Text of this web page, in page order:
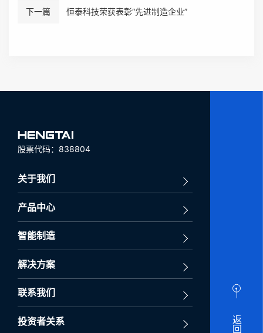
下一篇 恒泰科技荣获表彰“先进制造企业”
股票代码：838804
关于我们
产品中心
智能制造
解决方案
联系我们
投资者关系